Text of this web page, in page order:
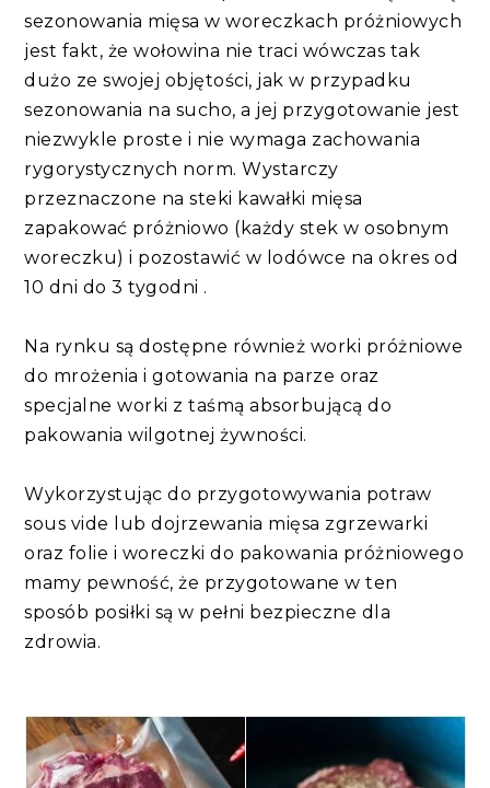
sezonowania mięsa w woreczkach próżniowych
jest fakt, że wołowina nie traci wówczas tak
dużo ze swojej objętości, jak w przypadku
sezonowania na sucho, a jej przygotowanie jest
niezwykle proste i nie wymaga zachowania
rygorystycznych norm. Wystarczy
przeznaczone na steki kawałki mięsa
zapakować próżniowo (każdy stek w osobnym
woreczku) i pozostawić w lodówce na okres od
10 dni do 3 tygodni .
Na rynku są dostępne również worki próżniowe
do mrożenia i gotowania na parze oraz
specjalne worki z taśmą absorbującą do
pakowania wilgotnej żywności.
Wykorzystując do przygotowywania potraw
sous vide lub dojrzewania mięsa zgrzewarki
oraz folie i woreczki do pakowania próżniowego
mamy pewność, że przygotowane w ten
sposób posiłki są w pełni bezpieczne dla
zdrowia.